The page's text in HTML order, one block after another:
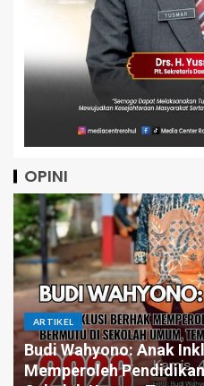
OPINI
Inklusi Berhak
Layak dan Bermutu di